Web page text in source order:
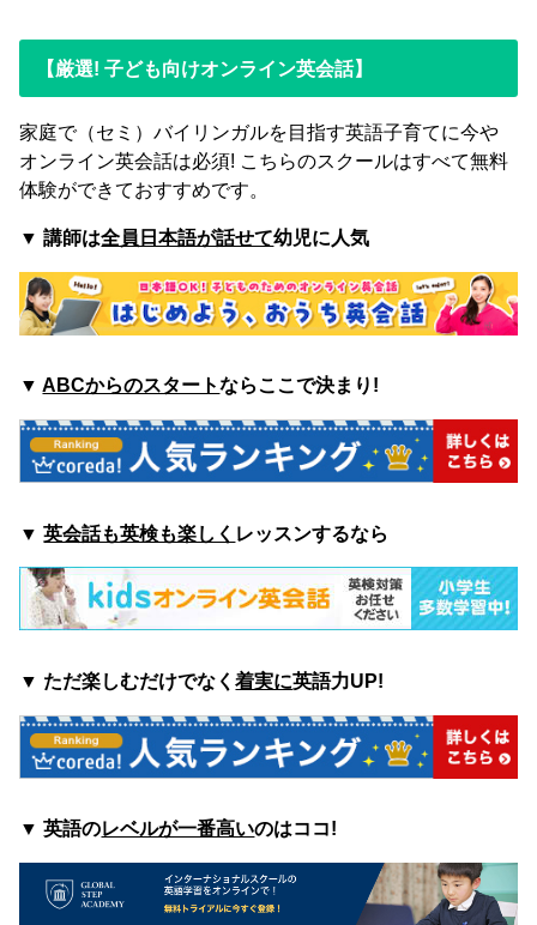
【厳選! 子ども向けオンライン英会話】
家庭で（セミ）バイリンガルを目指す英語子育てに今や
オンライン英会話は必須! こちらのスクールはすべて無料
体験ができておすすめです。
▼講師は全員日本語が話せて幼児に人気
▼ABCからのスタートならここで決まり!
▼英会話も英検も楽しく レッスンするなら
▼ ただ楽しむだけでなく着実に英語力UP!
▼ 英語のレベルが一番高いのはココ!